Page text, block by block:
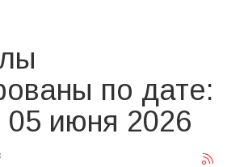
по дате:
05 июня 2026